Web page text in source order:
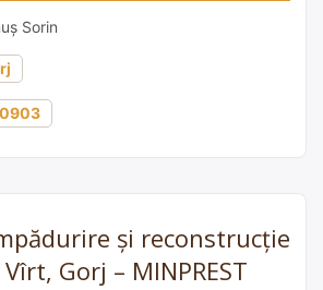
Sorin
și reconstrucție
Gorj – MINPREST